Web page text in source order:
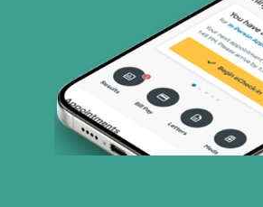
Nebraska Furniture Mart (3 planes)
Red PHCS (1 planes)
Prism Electric (1 planes)
Plan de Salud Superior (17 planes)